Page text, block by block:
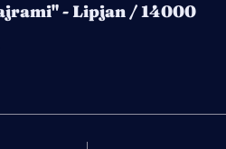
- Lipjan / 14000